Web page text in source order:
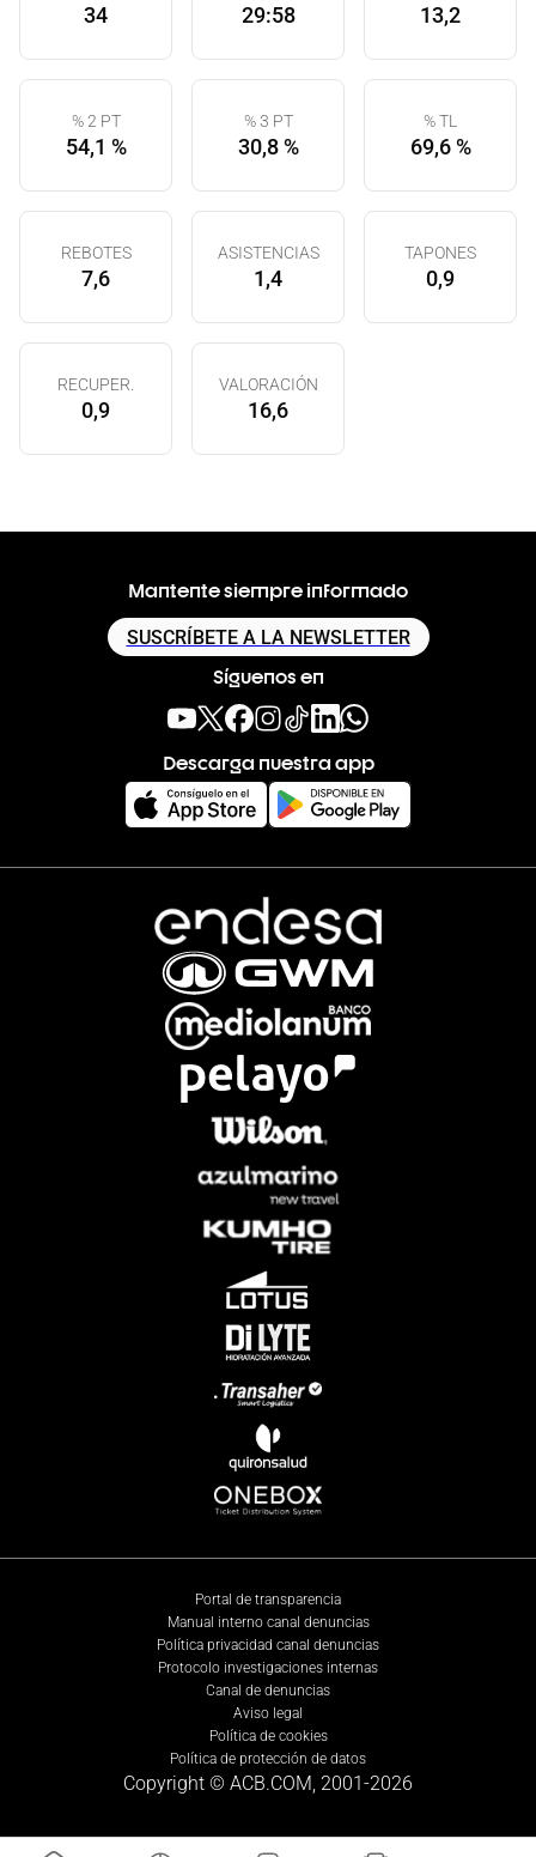
34 29:58 13,2
% 2 PT
54,1 %
% 3 PT
30,8 %
% TL
69,6 %
REBOTES
7,6
ASISTENCIAS
1,4
TAPONES
0,9
RECUPER.
0,9
VALORACIÓN
16,6
Mantente siempre informado
SUSCRÍBETE A LA NEWSLETTER
Síguenos en
Descarga nuestra app
Portal de transparencia
Manual interno canal denuncias
Política privacidad canal denuncias
Protocolo investigaciones internas
Canal de denuncias
Aviso legal
Política de cookies
Política de protección de datos
Copyright © ACB.COM, 2001-2026